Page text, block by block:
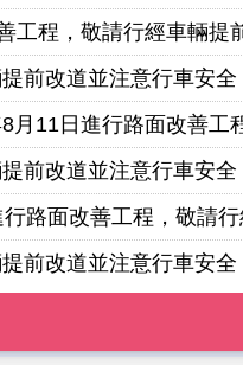
行經車輛提前改道並注意行
前改道並注意行車安全
敬請行經車輛提前改道並注意
前改道並注意行車安全
請行經車輛提前改道並注意
前改道並注意行車安全